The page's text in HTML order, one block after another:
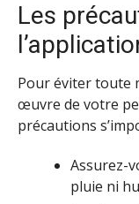
Les
Pour éviter toute
œuvre de votre
précautions
Assurez-
pluie ni